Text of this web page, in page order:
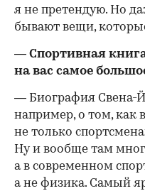
я не претендую. Но
бывают вещи,
— Спортивная
на вас самое
— Биография Свена-
например, о том, как
не только
Ну и вообще там
а в современном
а не физика. Самый